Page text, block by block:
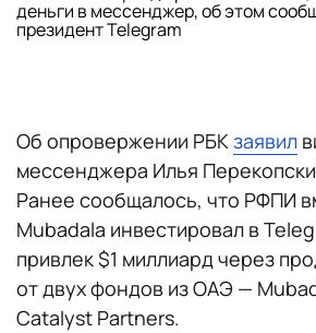
деньги в мессенджер, об этом
президент Telegram
Об опровержении РБКзаявил
мессенджера Илья
Ранее сообщалось, что РФПИ
Mubadala инвестировал в
привлек $1 миллиард через
от двух фондов из ОАЭ —
Catalyst Partners.